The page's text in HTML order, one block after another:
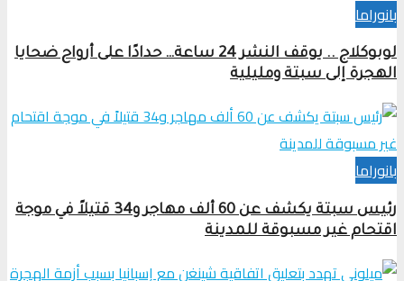
بانوراما
لوبوكلاج .. يوقف النشر 24 ساعة… حدادًا على أرواح ضحايا
الهجرة إلى سبتة ومليلية
بانوراما
رئيس سبتة يكشف عن 60 ألف مهاجر و34 قتيلاً في موجة
اقتحام غير مسبوقة للمدينة